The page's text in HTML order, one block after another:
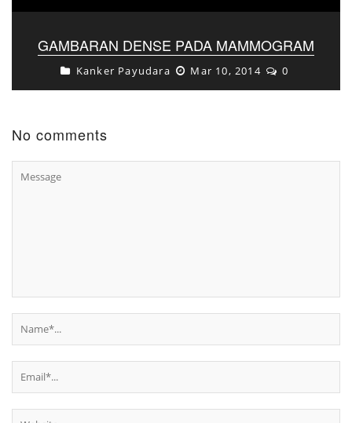
GAMBARAN DENSE PADA MAMMOGRAM
Kanker Payudara Mar 10, 2014 0
No comments